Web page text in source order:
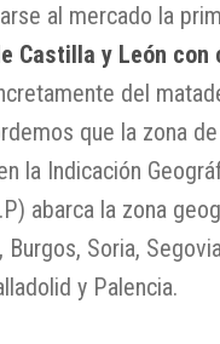
al mercado la
Castilla y León con
del
que la zona
la Indicación
abarca la zona
Burgos, Soria,
y Palencia.